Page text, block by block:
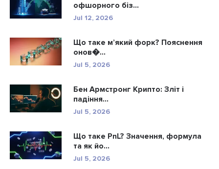
офшорного біз...
Jul 12, 2026
Що таке м’який форк? Пояснення
онов�...
Jul 5, 2026
Бен Армстронг Крипто: Зліт і
падіння...
Jul 5, 2026
Що таке PnL? Значення, формула
та як йо...
Jul 5, 2026